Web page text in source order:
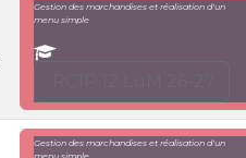
Gestion des marchandises et réalisation d'un
menu simple
Gestion des marchandises et réalisation d'un
menu simple